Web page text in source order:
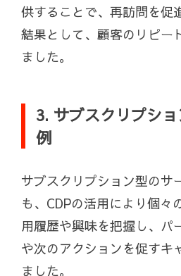
供することで、再訪問を促
結果として、顧客のリピー
ました。
3. サブスクリプシ
例
サブスクリプション型のサ
も、CDPの活用により個々
用履歴や興味を把握し、パ
や次のアクションを促すキ
ました。